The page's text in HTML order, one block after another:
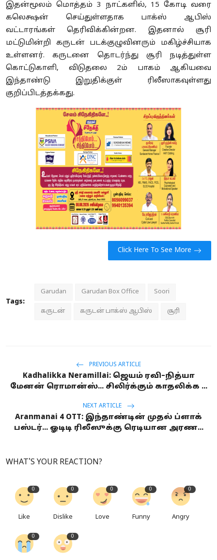
இதன்மூலம் மொத்தம் 3 நாட்களில், 15 கோடி வரை
கலெக்ஷன் செய்துள்ளதாக பாக்ஸ் ஆபிஸ்
வட்டாரங்கள் தெரிவிக்கின்றன. இதனால் சூரி
மட்டுமின்றி கருடன் படக்குழுவினரும் மகிழ்ச்சியாக
உள்ளனர். கருடனை தொடர்ந்து சூரி நடித்துள்ள
கொட்டுகாளி, விடுதலை 2ம் பாகம் ஆகியவை
இந்தாண்டு இறுதிக்குள் ரிலீஸாகவுள்ளது
குறிப்பிடத்தக்கது.
Click Here To See More
Tags:
Garudan Garudan Box Office Soori
கருடன் கருடன் பாக்ஸ் ஆபிஸ் சூரி
PREVIOUS ARTICLE
Kadhalikka Neramillai: ஜெயம் ரவி–நித்யா
மேனன் ரொமான்ஸ்... சிலிர்க்கும் காதலிக்க ...
NEXT ARTICLE
Aranmanai 4 OTT: இந்தாண்டின் முதல் ப்ளாக்
பஸ்டர்... ஓடிடி ரிலீஸுக்கு ரெடியான அரண...
WHAT'S YOUR REACTION?
0
Like
0
Dislike
0
Love
0
Funny
0
Angry
0 0